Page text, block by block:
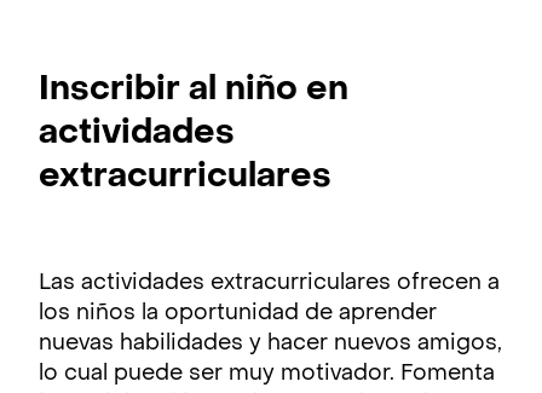
Inscribir al niño en
actividades
extracurriculares
Las actividades extracurriculares ofrecen a
los niños la oportunidad de aprender
nuevas habilidades y hacer nuevos amigos,
lo cual puede ser muy motivador. Fomenta